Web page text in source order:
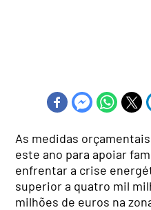
As medidas
este ano para apoiar
enfrentar a crise
superior a quatro mil
milhões de euros na